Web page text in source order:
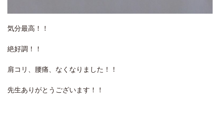
気分最高！！
絶好調！！
肩コリ、腰痛、なくなりました！！
先生ありがとうございます！！